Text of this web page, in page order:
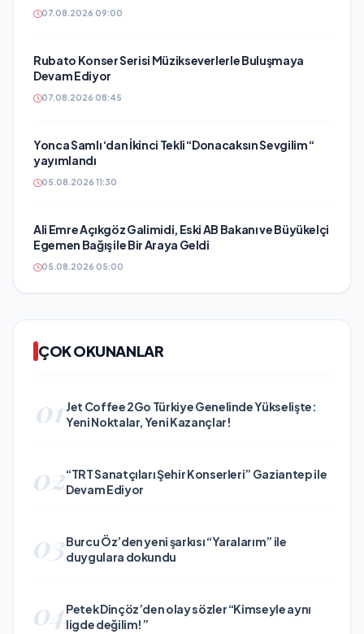
07.08.2026 09:00
Rubato Konser Serisi Müzikseverlerle Buluşmaya
Devam Ediyor
07.08.2026 08:45
Yonca Samlı ‘dan İkinci Tekli “Donacaksın Sevgilim “
yayımlandı
05.08.2026 11:30
Ali Emre Açıkgöz Galimidi, Eski AB Bakanı ve Büyükelçi
Egemen Bağış ile Bir Araya Geldi
05.08.2026 05:00
ÇOK OKUNANLAR
01 Jet Coffee 2Go Türkiye Genelinde Yükselişte:
Yeni Noktalar, Yeni Kazançlar!
02“TRT Sanatçıları Şehir Konserleri” Gaziantep ile
Devam Ediyor
03Burcu Öz’den yeni şarkısı “Yaralarım” ile
duygulara dokundu
04Petek Dinçöz’den olay sözler “Kimseyle aynı
ligde değilim!”